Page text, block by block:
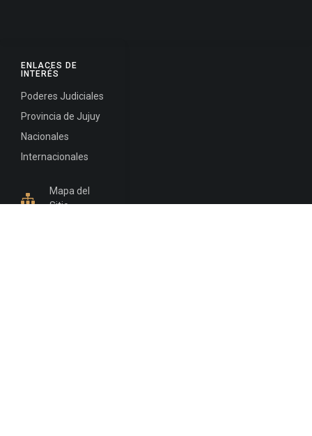
ENLACES DE
INTERÉS
Poderes Judiciales
Provincia de Jujuy
Nacionales
Internacionales
Mapa del
Sitio